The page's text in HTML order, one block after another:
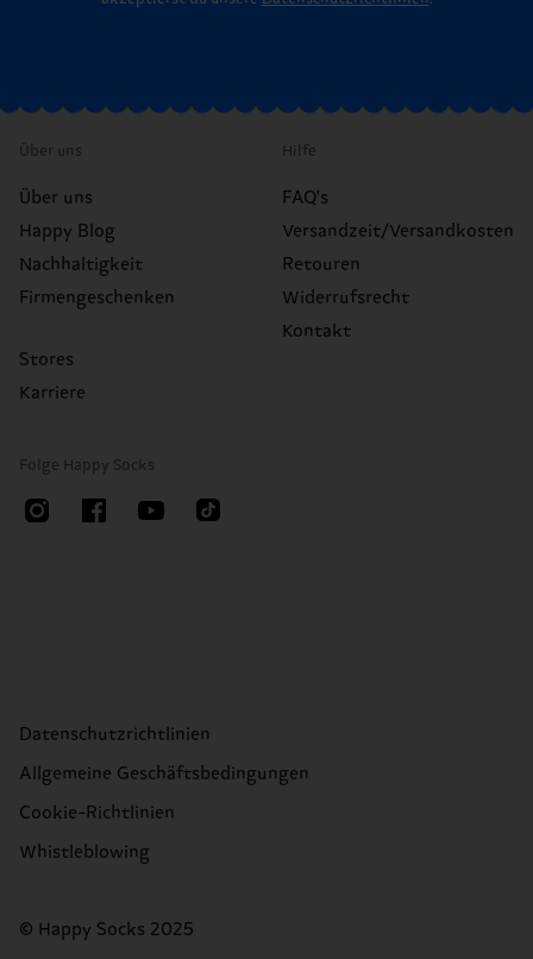
Über uns
Über uns
Happy Blog
Nachhaltigkeit
Firmengeschenken
Stores
Karriere
Hilfe
FAQ's
Versandzeit/Versandkosten
Retouren
Widerrufsrecht
Kontakt
Folge Happy Socks
Datenschutzrichtlinien
Allgemeine Geschäftsbedingungen
Cookie-Richtlinien
Whistleblowing
© Happy Socks 2025